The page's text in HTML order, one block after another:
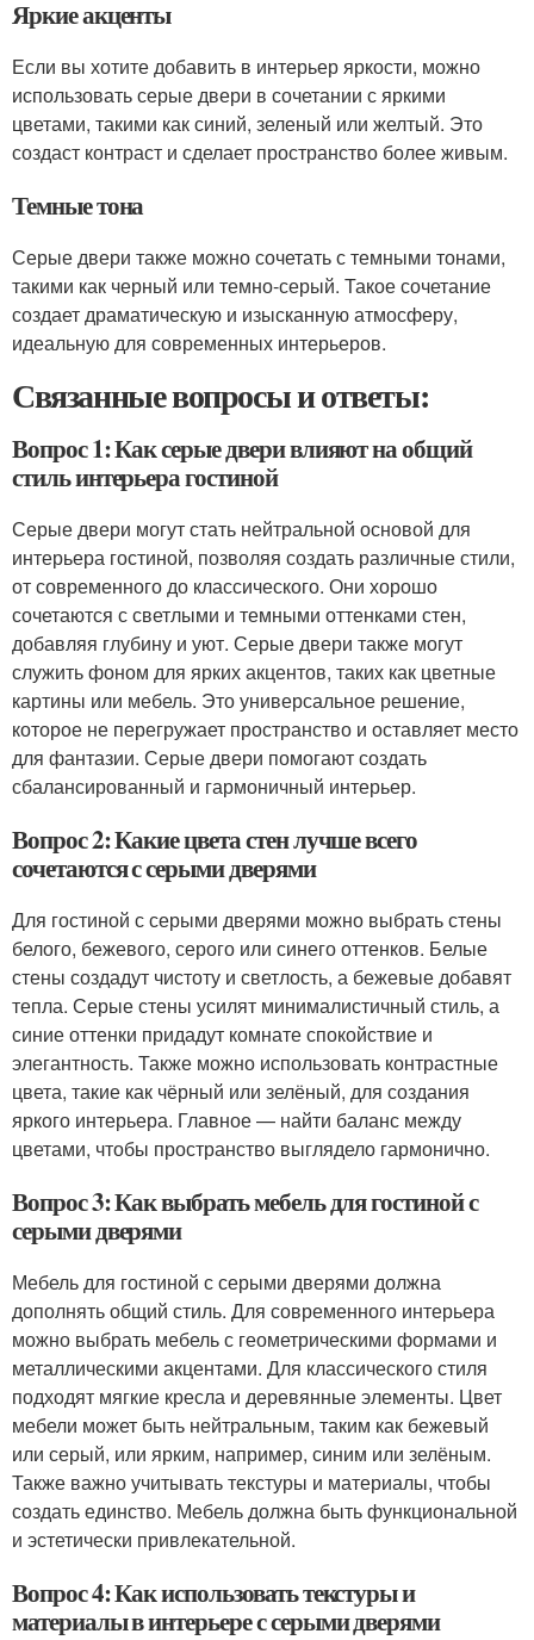
Яркие акценты
Если вы хотите добавить в интерьер яркости, можно
использовать серые двери в сочетании с яркими
цветами, такими как синий, зеленый или желтый. Это
создаст контраст и сделает пространство более живым.
Темные тона
Серые двери также можно сочетать с темными тонами,
такими как черный или темно-серый. Такое сочетание
создает драматическую и изысканную атмосферу,
идеальную для современных интерьеров.
Связанные вопросы и ответы:
Вопрос 1: Как серые двери влияют на общий
стиль интерьера гостиной
Серые двери могут стать нейтральной основой для
интерьера гостиной, позволяя создать различные стили,
от современного до классического. Они хорошо
сочетаются с светлыми и темными оттенками стен,
добавляя глубину и уют. Серые двери также могут
служить фоном для ярких акцентов, таких как цветные
картины или мебель. Это универсальное решение,
которое не перегружает пространство и оставляет место
для фантазии. Серые двери помогают создать
сбалансированный и гармоничный интерьер.
Вопрос 2: Какие цвета стен лучше всего
сочетаются с серыми дверями
Для гостиной с серыми дверями можно выбрать стены
белого, бежевого, серого или синего оттенков. Белые
стены создадут чистоту и светлость, а бежевые добавят
тепла. Серые стены усилят минималистичный стиль, а
синие оттенки придадут комнате спокойствие и
элегантность. Также можно использовать контрастные
цвета, такие как чёрный или зелёный, для создания
яркого интерьера. Главное — найти баланс между
цветами, чтобы пространство выглядело гармонично.
Вопрос 3: Как выбрать мебель для гостиной с
серыми дверями
Мебель для гостиной с серыми дверями должна
дополнять общий стиль. Для современного интерьера
можно выбрать мебель с геометрическими формами и
металлическими акцентами. Для классического стиля
подходят мягкие кресла и деревянные элементы. Цвет
мебели может быть нейтральным, таким как бежевый
или серый, или ярким, например, синим или зелёным.
Также важно учитывать текстуры и материалы, чтобы
создать единство. Мебель должна быть функциональной
и эстетически привлекательной.
Вопрос 4: Как использовать текстуры и
материалы в интерьере с серыми дверями